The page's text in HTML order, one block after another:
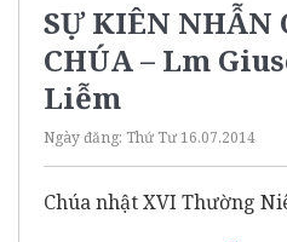
SỰ KIÊN NHẪN
CHÚA – Lm
Liễm
Ngày đăng: Thứ Tư 16.07.2014
Chúa nhật XVI Thường